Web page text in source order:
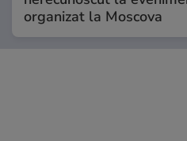
organizat la Moscova